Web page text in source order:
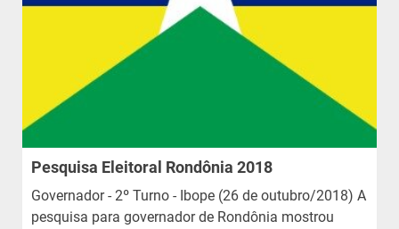
Pesquisa Eleitoral Rondônia 2018
Governador - 2º Turno - Ibope (26 de outubro/2018) A
pesquisa para governador de Rondônia mostrou